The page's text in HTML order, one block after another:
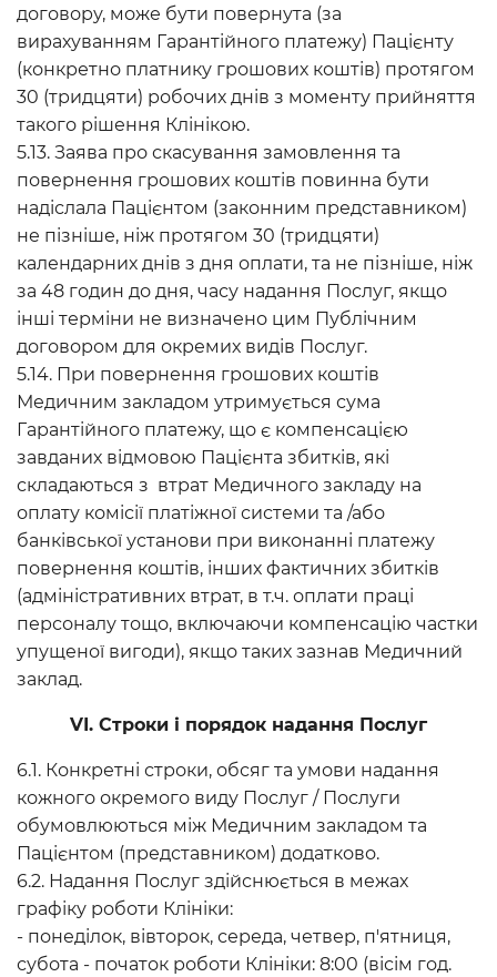
договору, може бути повернута (за
вирахуванням Гарантійного платежу) Пацієнту
(конкретно платнику грошових коштів) протягом
30 (тридцяти) робочих днів з моменту прийняття
такого рішення Клінікою.
5.13. Заява про скасування замовлення та
повернення грошових коштів повинна бути
надіслала Пацієнтом (законним представником)
не пізніше, ніж протягом 30 (тридцяти)
календарних днів з дня оплати, та не пізніше, ніж
за 48 годин до дня, часу надання Послуг, якщо
інші терміни не визначено цим Публічним
договором для окремих видів Послуг.
5.14. При повернення грошових коштів
Медичним закладом утримується сума
Гарантійного платежу, що є компенсацією
завданих відмовою Пацієнта збитків, які
складаються з втрат Медичного закладу на
оплату комісії платіжної системи та /або
банківської установи при виконанні платежу
повернення коштів, інших фактичних збитків
(адміністративних втрат, в т.ч. оплати праці
персоналу тощо, включаючи компенсацію частки
упущеної вигоди), якщо таких зазнав Медичний
заклад.
VІ. Строки і порядок надання Послуг
6.1. Конкретні строки, обсяг та умови надання
кожного окремого виду Послуг / Послуги
обумовлюються між Медичним закладом та
Пацієнтом (представником) додатково.
6.2. Надання Послуг здійснюється в межах
графіку роботи Клініки:
- понеділок, вівторок, середа, четвер, п'ятниця,
субота - початок роботи Клініки: 8:00 (вісім год.